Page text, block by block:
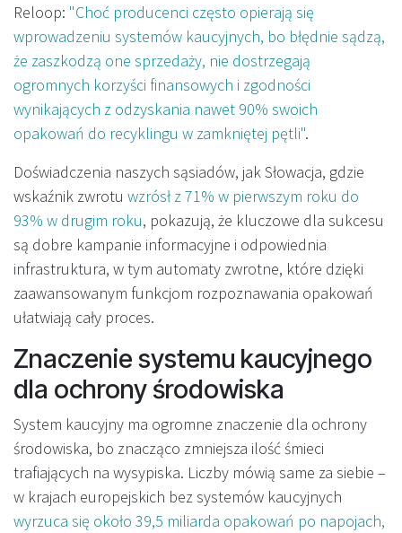
Reloop: "Choć producenci często opierają się
wprowadzeniu systemów kaucyjnych, bo błędnie sądzą,
że zaszkodzą one sprzedaży, nie dostrzegają
ogromnych korzyści finansowych i zgodności
wynikających z odzyskania nawet 90% swoich
opakowań do recyklingu w zamkniętej pętli".
Doświadczenia naszych sąsiadów, jak Słowacja, gdzie
wskaźnik zwrotu wzrósł z 71% w pierwszym roku do
93% w drugim roku, pokazują, że kluczowe dla sukcesu
są dobre kampanie informacyjne i odpowiednia
infrastruktura, w tym automaty zwrotne, które dzięki
zaawansowanym funkcjom rozpoznawania opakowań
ułatwiają cały proces.
Znaczenie systemu kaucyjnego
dla ochrony środowiska
System kaucyjny ma ogromne znaczenie dla ochrony
środowiska, bo znacząco zmniejsza ilość śmieci
trafiających na wysypiska. Liczby mówią same za siebie –
w krajach europejskich bez systemów kaucyjnych
wyrzuca się około 39,5 miliarda opakowań po napojach,